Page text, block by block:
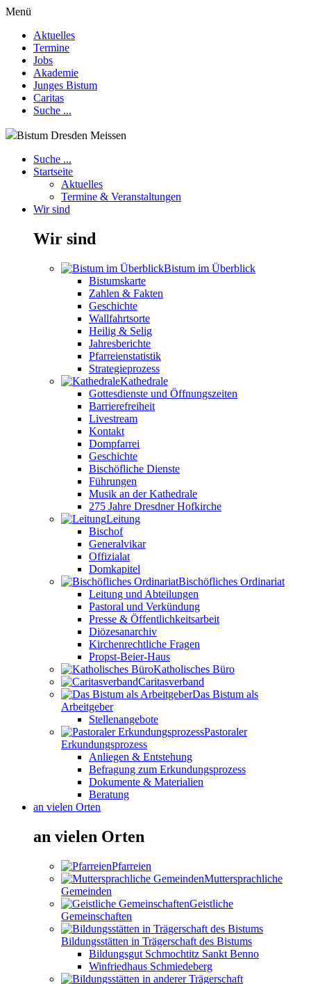
Menü
Aktuelles
Termine
Jobs
Akademie
Junges Bistum
Caritas
Suche ...
Bistum Dresden Meissen
Suche ...
Startseite
Aktuelles
Termine & Veranstaltungen
Wir sind
Wir sind
Bistum im Überblick
Bistumskarte
Zahlen & Fakten
Geschichte
Wallfahrtsorte
Heilig & Selig
Jahresberichte
Pfarreienstatistik
Strategieprozess
Kathedrale
Gottesdienste und Öffnungszeiten
Barrierefreiheit
Livestream
Kontakt
Dompfarrei
Geschichte
Bischöfliche Dienste
Führungen
Musik an der Kathedrale
275 Jahre Dresdner Hofkirche
Leitung
Bischof
Generalvikar
Offizialat
Domkapitel
Bischöfliches Ordinariat
Leitung und Abteilungen
Pastoral und Verkündung
Presse & Öffentlichkeitsarbeit
Diözesanarchiv
Kirchenrechtliche Fragen
Propst-Beier-Haus
Katholisches Büro
Caritasverband
Das Bistum als
Arbeitgeber
Stellenangebote
Pastoraler
Erkundungsprozess
Anliegen & Entstehung
Befragung zum Erkundungsprozess
Dokumente & Materialien
Beratung
an vielen Orten
an vielen Orten
Pfarreien
Muttersprachliche
Gemeinden
Geistliche
Gemeinschaften
Bildungsstätten in Trägerschaft des Bistums
Bildungsgut Schmochtitz Sankt Benno
Winfriedhaus Schmiedeberg